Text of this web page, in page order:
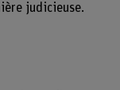
judicieuse.